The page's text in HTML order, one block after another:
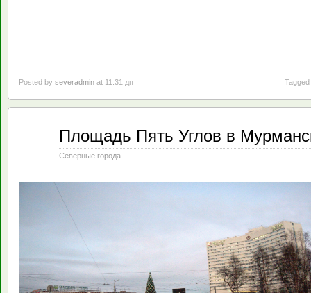
Posted by severadmin at 11:31 дп
Площадь Пять Углов в
Северные города..